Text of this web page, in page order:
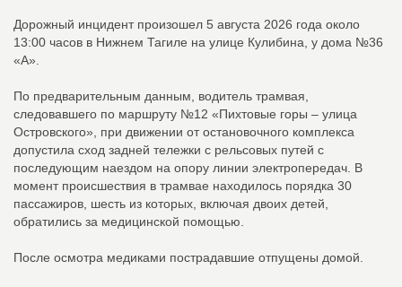
Дорожный инцидент произошел 5 августа 2026 года около
13:00 часов в Нижнем Тагиле на улице Кулибина, у дома №36
«А».
По предварительным данным, водитель трамвая,
следовавшего по маршруту №12 «Пихтовые горы – улица
Островского», при движении от остановочного комплекса
допустила сход задней тележки с рельсовых путей с
последующим наездом на опору линии электропередач. В
момент происшествия в трамвае находилось порядка 30
пассажиров, шесть из которых, включая двоих детей,
обратились за медицинской помощью.
После осмотра медиками пострадавшие отпущены домой.